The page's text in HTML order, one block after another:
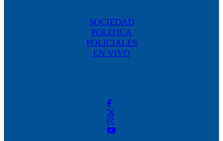
SOCIEDAD
POLÍTICA
POLICIALES
EN VIVO